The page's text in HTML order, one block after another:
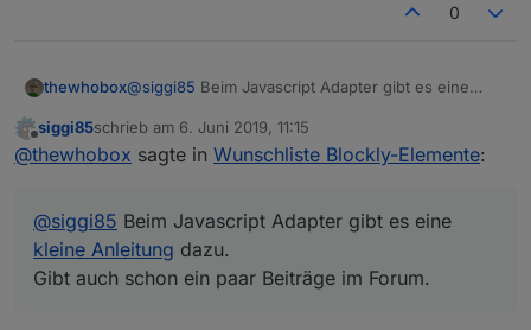
Javascript Adapter 4.1.13
0
thewhobox@siggi85 Beim Javascript Adapter gibt es eine
Gibt auch schon ein paar Beiträge im Forum.
@darkiop Okay, danke für die Rückmeldung. Ich
schaue es mir bei gelegenheit mal an.
Offline
siggi85schrieb am 6. Juni 2019, 11:15
zuletzt editiert von
@thewhobox sagte in Wunschliste Blockly-Elemente:
@siggi85 Beim Javascript Adapter gibt es eine
kleine Anleitung dazu.
Gibt auch schon ein paar Beiträge im Forum.